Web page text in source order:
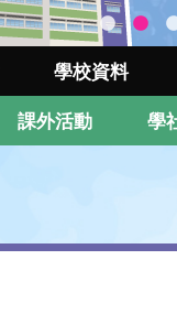
學校資料
課外活動 學